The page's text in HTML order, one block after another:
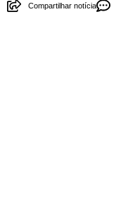
Compartilhar notícia